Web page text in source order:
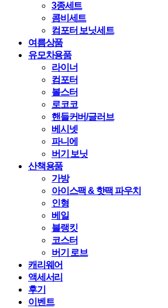
3종세트
콤비세트
컴포터 보닛세트
여름상품
유모차용품
라이너
컴포터
볼스터
로코코
핸들커버/글러브
베시넷
파니에
버기 보닛
산책용품
가방
아이스팩 & 핫팩 파우치
인형
베일
블랭킷
코스터
버기 로브
캐리웨어
액세서리
후기
이벤트